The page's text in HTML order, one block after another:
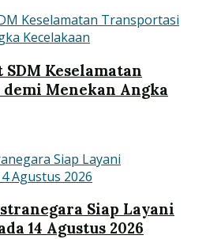
Keselamatan
Menekan Angka
Siap Layani
14 Agustus 2026